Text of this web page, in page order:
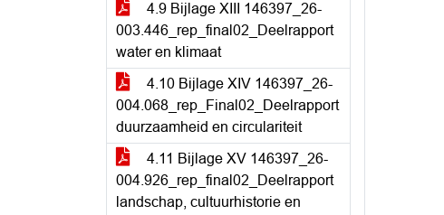
4.9 Bijlage XIII 146397_26-
003.446_rep_final02_Deelrapport
water en klimaat
4.10 Bijlage XIV 146397_26-
004.068_rep_Final02_Deelrapport
duurzaamheid en circulariteit
4.11 Bijlage XV 146397_26-
004.926_rep_final02_Deelrapport
landschap, cultuurhistorie en